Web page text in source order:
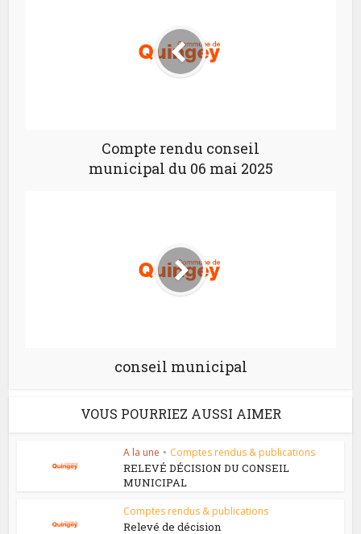
Compte rendu conseil
municipal du 06 mai 2025
conseil municipal
VOUS POURRIEZ AUSSI AIMER
A la une • Comptes rendus & publications
RELEVÉ DÉCISION DU CONSEIL
MUNICIPAL
Comptes rendus & publications
Relevé de décision